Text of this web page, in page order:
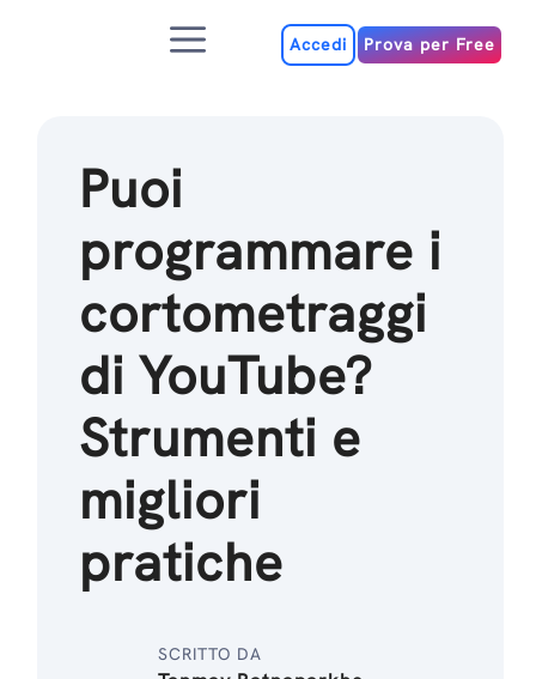
MenuAccedi Prova per Free
Puoi
programmare i
cortometraggi
di YouTube?
Strumenti e
migliori
pratiche
SCRITTO DA